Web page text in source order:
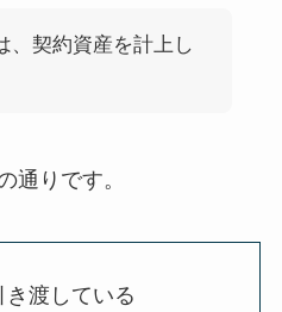
契約資産を計上し
通りです。
き渡している